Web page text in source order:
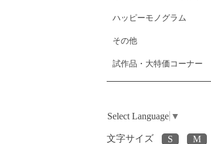
ハッピーモノグラム
その他
試作品・大特価コーナー
Select Language ▼
文字サイズ